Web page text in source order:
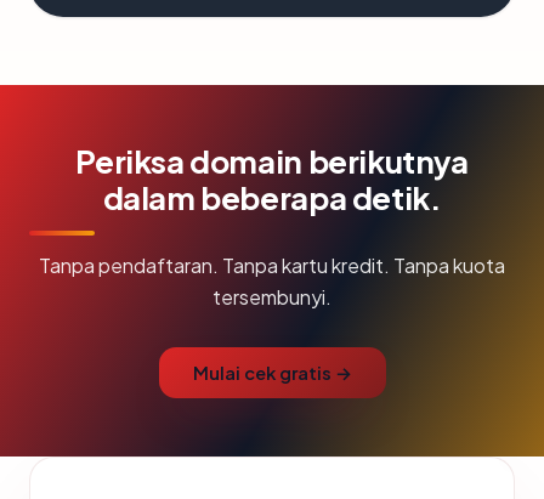
Periksa domain berikutnya
dalam beberapa detik.
Tanpa pendaftaran. Tanpa kartu kredit. Tanpa kuota
tersembunyi.
Mulai cek gratis →